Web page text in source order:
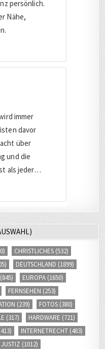
CHRISTLICHES (532)
DEUTSCHLAND (1899)
(845) EUROPA (1650)
FERNSEHEN (253)
(239) FOTOS (380)
(317) HARDWARE (721)
INTERNETRECHT (483)
JUSTIZ (1012)